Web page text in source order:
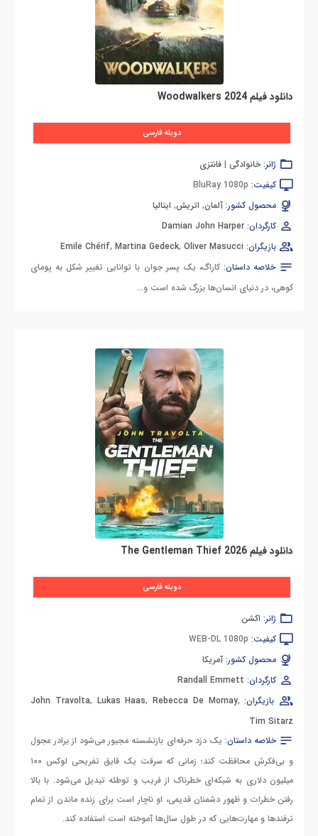
دانلود فیلم Woodwalkers 2024
دوبله فارسی
ژانر: خانوادگی | فانتزی
کیفیت: BluRay 1080p
محصول کشور: آلمان, اتریش, ایتالیا
کارگردان: Damian John Harper
بازیگران:
Emile Chérif, Martina Gedeck, Oliver Masucci
خلاصه داستان:کاراگ، یک پسر جوان با توانایی تغییر شکل به پومای
کوهی، در دنیای انسان‌ها بزرگ شده است و...
دانلود فیلم The Gentleman Thief 2026
دوبله فارسی
ژانر: اکشن
کیفیت: WEB-DL 1080p
محصول کشور: آمریکا
کارگردان: Randall Emmett
بازیگران:
John Travolta, Lukas Haas, Rebecca De Mornay,
Tim Sitarz
خلاصه داستان: یک دزد حرفه‌ای بازنشسته مجبور می‌شود از برادر عجول
و بی‌فکرش محافظت کند؛ زمانی که سرقت یک قایق تفریحی لوکس ۱۰۰
میلیون دلاری به شبکه‌ای خطرناک از فریب و توطئه تبدیل می‌شود. با بالا
رفتن خطرات و ظهور دشمنان قدیمی، او ناچار است برای زنده ماندن از تمام
ترفندها و مهارت‌هایی که در طول سال‌ها آموخته است استفاده کند.